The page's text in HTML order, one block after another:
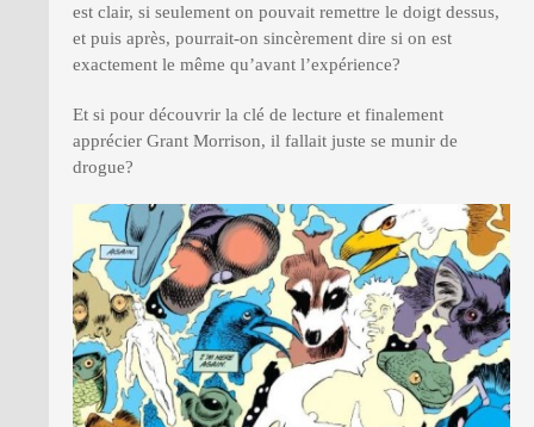
est clair, si seulement on pouvait remettre le doigt dessus,
et puis après, pourrait-on sincèrement dire si on est
exactement le même qu’avant l’expérience?
Et si pour découvrir la clé de lecture et finalement
apprécier Grant Morrison, il fallait juste se munir de
drogue?